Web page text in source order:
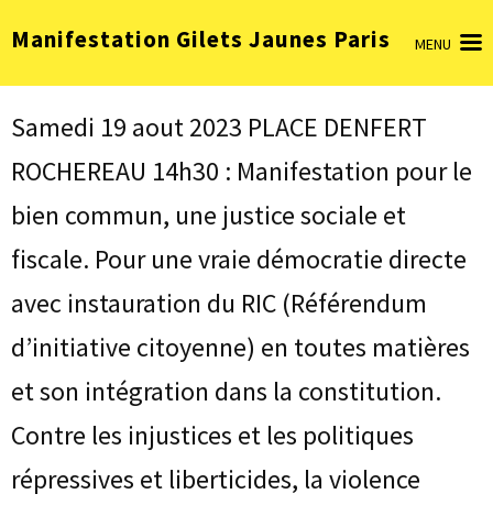
au
(Pressez
Entrée)
Manifestation Gilets Jaunes Paris MENU
Samedi 19 aout 2023 PLACE DENFERT
ROCHEREAU 14h30 : Manifestation pour le
bien commun, une justice sociale et
fiscale. Pour une vraie démocratie directe
avec instauration du RIC (Référendum
d’initiative citoyenne) en toutes matières
et son intégration dans la constitution.
Contre les injustices et les politiques
répressives et liberticides, la violence